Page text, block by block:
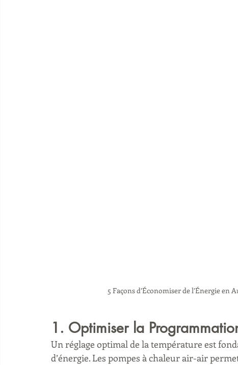
5 Façons d’Économiser de l’Énergie
1. Optimiser la
Un réglage optimal de la température est
d’énergie. Les pompes à chaleur air-air